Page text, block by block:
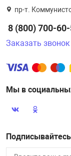
пр-т.
8 (800) 700-
Заказать звонок
Мы в